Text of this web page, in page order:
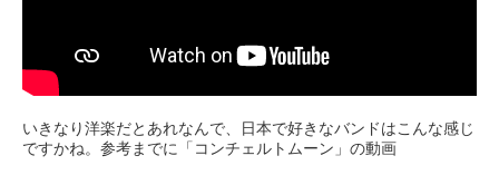
いきなり洋楽だとあれなんで、日本で好きなバンドはこんな感じ
ですかね。参考までに「コンチェルトムーン」の動画